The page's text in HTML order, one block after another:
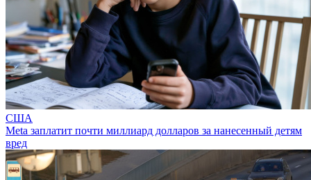
США
Meta заплатит почти миллиард долларов за нанесенный детям
вред